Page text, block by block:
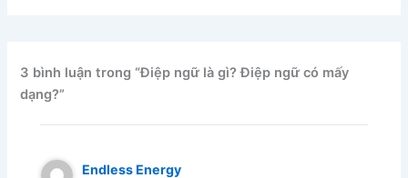
3 bình luận trong “Điệp ngữ là gì? Điệp ngữ có mấy
dạng?”
Endless Energy